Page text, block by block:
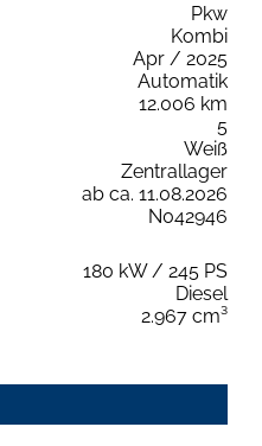
Pkw
Kombi
Apr / 2025
Automatik
12.006 km
5
Weiß
Zentrallager
ab ca. 11.08.2026
N042946
180 kW / 245 PS
Diesel
2.967 cm³